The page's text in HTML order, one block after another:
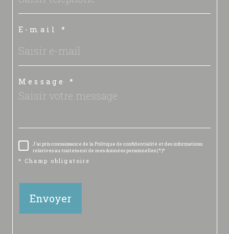
E-mail *
Message *
J'ai pris connaissance de la Politique de confidentialité et des informations
relatives au traitement de mes données personnelles (*)*
* Champ obligatoire
Envoyer